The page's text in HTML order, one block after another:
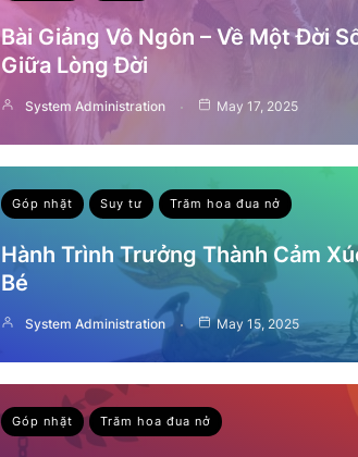
Bài Giảng Vô Ngôn – Về Một Đời
Giữa Lòng Đời
System Administration May 17, 2025
Góp nhặt Suy tư Trăm hoa đua nở
Hành Trình Trưởng Thành Cảm
Bé
System Administration May 15, 2025
Góp nhặt Trăm hoa đua nở